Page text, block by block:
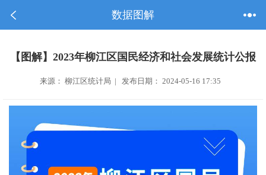
数据图解
【图解】2023年柳江区国民经济和社会发展统计公报
来源： 柳江区统计局 | 发布日期： 2024-05-16 17:35